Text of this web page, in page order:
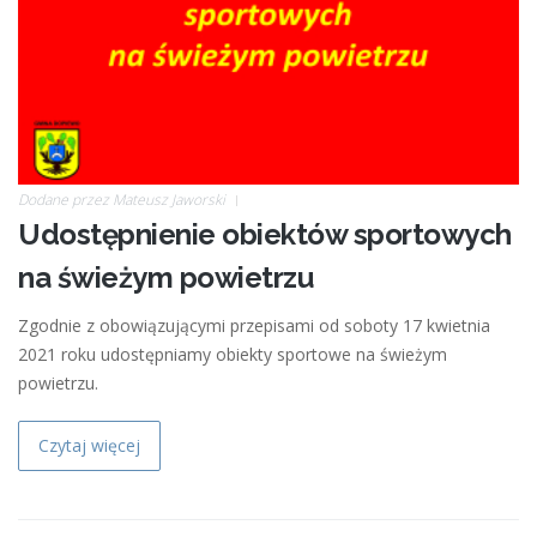
Dodane przez Mateusz Jaworski
Udostępnienie obiektów sportowych
na świeżym powietrzu
Zgodnie z obowiązującymi przepisami od soboty 17 kwietnia
2021 roku udostępniamy obiekty sportowe na świeżym
powietrzu.
Czytaj więcej